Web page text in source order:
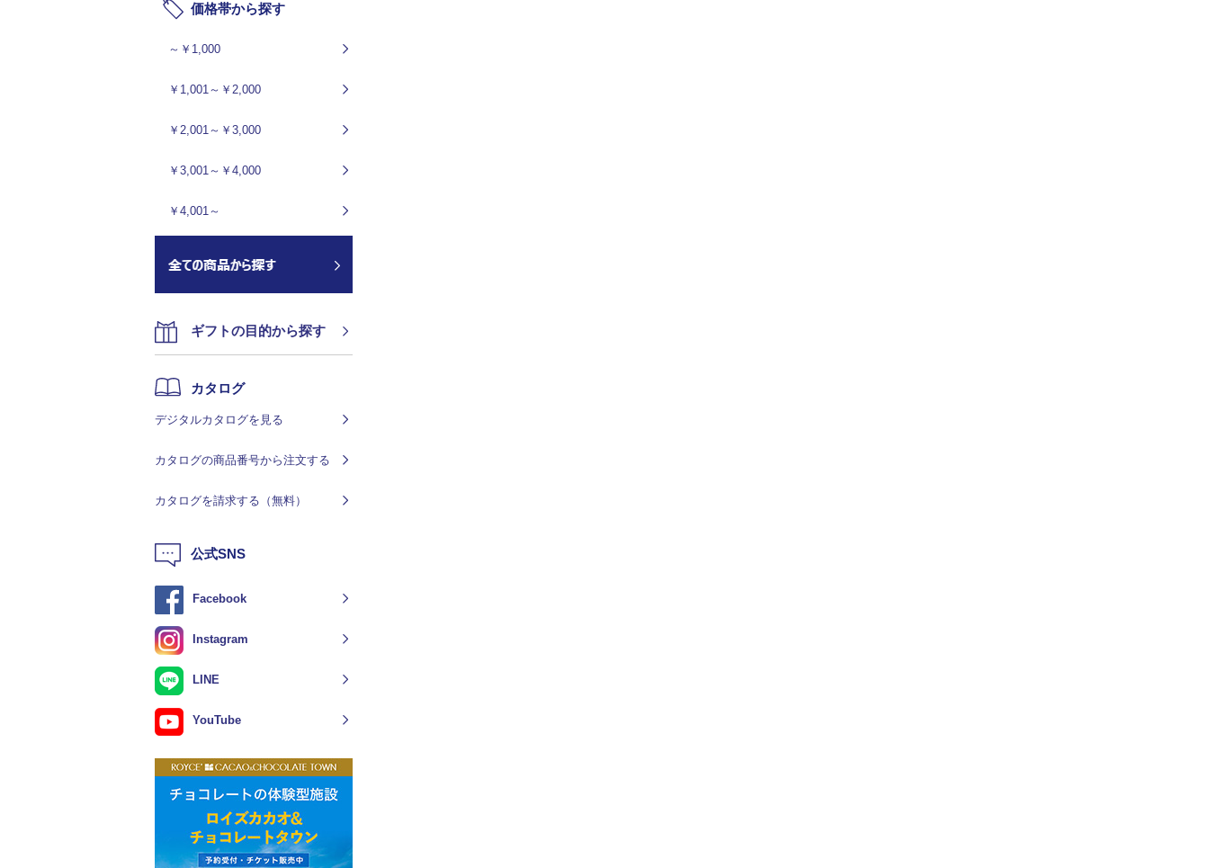
価格帯から探す
～￥1,000
￥1,001～￥2,000
￥2,001～￥3,000
￥3,001～￥4,000
￥4,001～
ギフトの目的から探す
カタログ
デジタルカタログを見る
カタログの商品番号から注文する
カタログを請求する（無料）
公式SNS
Facebook
Instagram
LINE
YouTube